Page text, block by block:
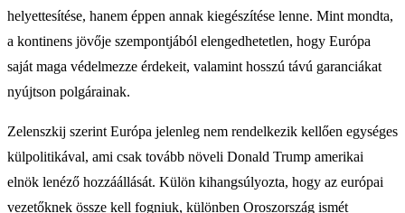
helyettesítése, hanem éppen annak kiegészítése lenne. Mint mondta,
a kontinens jövője szempontjából elengedhetetlen, hogy Európa
saját maga védelmezze érdekeit, valamint hosszú távú garanciákat
nyújtson polgárainak.
Zelenszkij szerint Európa jelenleg nem rendelkezik kellően egységes
külpolitikával, ami csak tovább növeli Donald Trump amerikai
elnök lenéző hozzáállását. Külön kihangsúlyozta, hogy az európai
vezetőknek össze kell fogniuk, különben Oroszország ismét